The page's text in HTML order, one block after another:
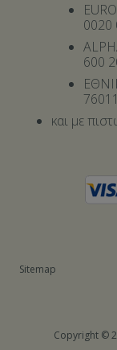
0020
600
και με
Sitemap
Copyright ©